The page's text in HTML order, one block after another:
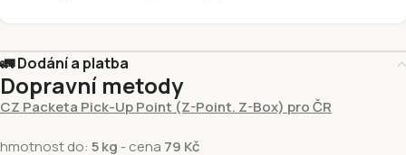
🚛 Dodání a platba
Dopravní metody
CZ Packeta Pick-Up Point (Z-Point. Z-Box) pro ČR
hmotnost do: 5 kg - cena 79 Kč